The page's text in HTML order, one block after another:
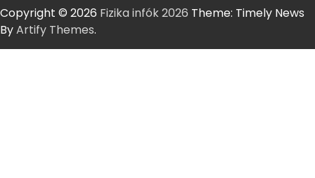
Copyright © 2026 Fizika infók 2026 Theme: Timely News
ByArtify Themes.